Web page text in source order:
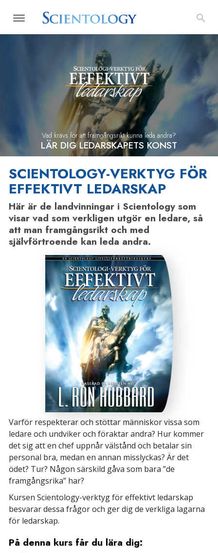
Vad krävs för att framgångsrikt kunna leda andra?
LÄR DIG LEDARSKAPETS KONST
SCIENTOLOGY-VERKTYG FÖR
EFFEKTIVT LEDARSKAP
Här är de landvinningar i Scientology som
visar vad som verkligen utgör en ledare, så
att man framgångsrikt och med
självförtroende kan leda andra.
Varför respekterar och stöttar människor vissa som
ledare och undviker och föraktar andra? Hur kommer
det sig att en chef uppnår välstånd och betalar sin
personal bra, medan en annan misslyckas? Är det
ödet? Tur? Någon särskild gåva som bara ”de
framgångsrika” har?
Kursen Scientology-verktyg för effektivt ledarskap
besvarar dessa frågor och ger dig de verkliga lagarna
för ledarskap.
På denna kurs får du lära dig: